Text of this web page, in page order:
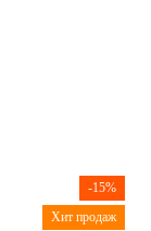
-15%
Хит продаж